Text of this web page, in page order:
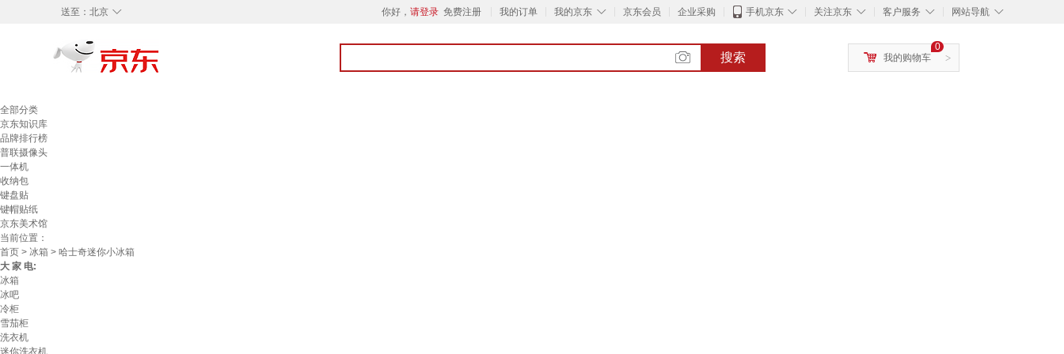
◇
送至： 北京 你好， 请登录 免费注册 我的订单 ◇
我的京东 京东会员 企业采购 ◇
手机京东 ◇
关注京东 ◇
客户服务 ◇
网站导航
搜索 >
0
我的购物车
全部分类
京东知识库
品牌排行榜
普联摄像头
一体机
收纳包
键盘贴
键帽贴纸
京东美术馆
当前位置：
首页 > 冰箱 > 哈士奇迷你小冰箱
大 家 电:
冰箱
冰吧
冷柜
雪茄柜
洗衣机
迷你洗衣机